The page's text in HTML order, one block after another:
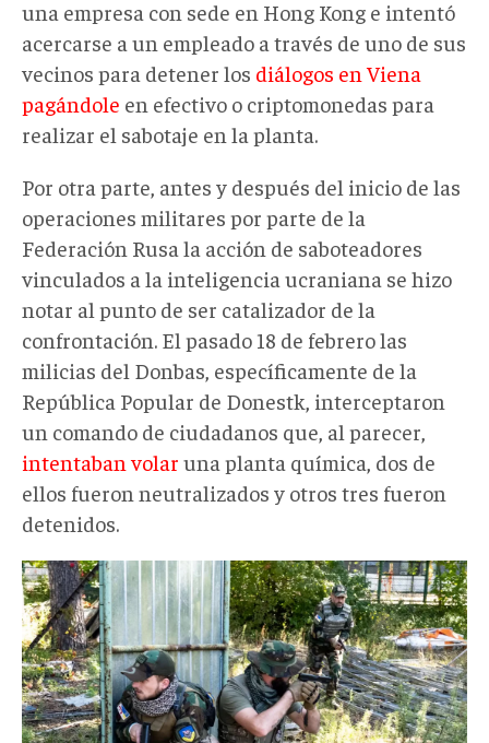
una empresa con sede en Hong Kong e intentó
acercarse a un empleado a través de uno de sus
vecinos para detener los diálogos en Viena
pagándole en efectivo o criptomonedas para
realizar el sabotaje en la planta.
Por otra parte, antes y después del inicio de las
operaciones militares por parte de la
Federación Rusa la acción de saboteadores
vinculados a la inteligencia ucraniana se hizo
notar al punto de ser catalizador de la
confrontación. El pasado 18 de febrero las
milicias del Donbas, específicamente de la
República Popular de Donestk, interceptaron
un comando de ciudadanos que, al parecer,
intentaban volar una planta química, dos de
ellos fueron neutralizados y otros tres fueron
detenidos.
sabotaje001.png